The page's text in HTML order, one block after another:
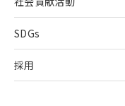
SDGs
採用